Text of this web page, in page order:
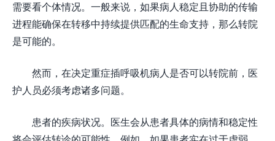
需要看个体情况。一般来说，如果病人稳定且协助的传输
进程能确保在转移中持续提供匹配的生命支持，那么转院
是可能的。
然而，在决定重症插呼吸机病人是否可以转院前，医
护人员必须考虑诸多问题。
患者的疾病状况。医生会从患者具体的病情和稳定性